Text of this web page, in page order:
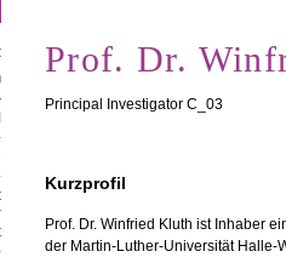
Prof. Dr.
Principal Investigator C_03
Kurzprofil
Prof. Dr. Winfried Kluth ist Inhaber
der Martin-Luther-Universität Halle-